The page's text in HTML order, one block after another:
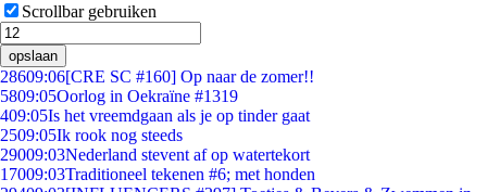
Scrollbar gebruiken
opslaan
28609:06[CRE SC #160] Op naar de zomer!!
5809:05Oorlog in Oekraïne #1319
409:05Is het vreemdgaan als je op tinder gaat
2509:05Ik rook nog steeds
29009:03Nederland stevent af op watertekort
17009:03Traditioneel tekenen #6; met honden